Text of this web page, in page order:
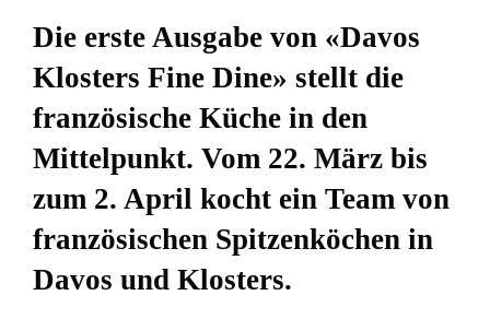
Die erste Ausgabe von «Davos
Klosters Fine Dine» stellt die
französische Küche in den
Mittelpunkt. Vom 22. März bis
zum 2. April kocht ein Team von
französischen Spitzenköchen in
Davos und Klosters.